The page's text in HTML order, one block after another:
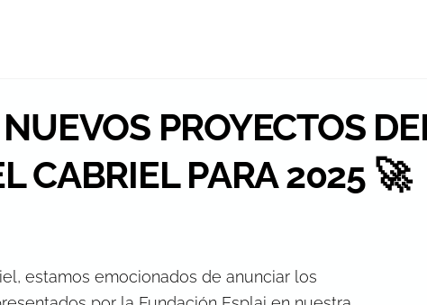
PROYECTOS
CABRIEL PARA 2025 🚀
estamos emocionados de anunciar los